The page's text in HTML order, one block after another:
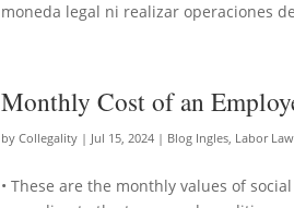
moneda legal ni realizar operaciones
Monthly Cost of an
byCollegality | Jul 15, 2024 | Blog Ingles, Labor Law
• These are the monthly values of